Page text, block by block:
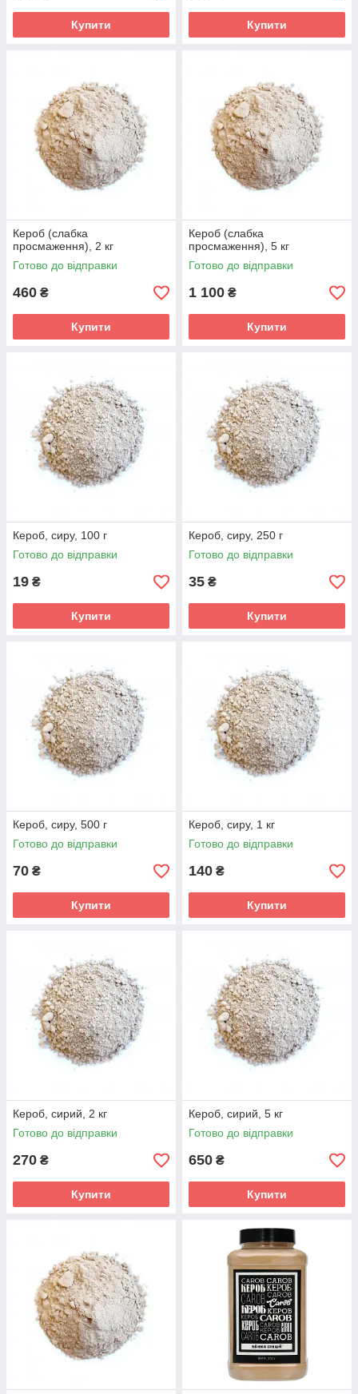
Купити Купити
Кероб (слабка
просмаження), 2 кг
Готово до відправки
460 ₴
Купити
Кероб (слабка
просмаження), 5 кг
Готово до відправки
1 100 ₴
Купити
Кероб, сиру, 100 г
Готово до відправки
19 ₴
Купити
Кероб, сиру, 250 г
Готово до відправки
35 ₴
Купити
Кероб, сиру, 500 г
Готово до відправки
70 ₴
Купити
Кероб, сиру, 1 кг
Готово до відправки
140 ₴
Купити
Кероб, сирий, 2 кг
Готово до відправки
270 ₴
Купити
Кероб, сирий, 5 кг
Готово до відправки
650 ₴
Купити